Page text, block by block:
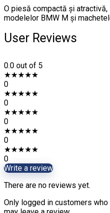
O piesă compactă și
modelelor BMW M și
User Reviews
0.0 out of 5
★★★★★
0
★★★★★
0
★★★★★
0
★★★★★
0
★★★★★
0
Write a review
There are no reviews yet.
Only logged in customers